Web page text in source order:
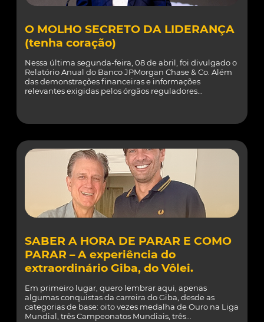
O MOLHO SECRETO DA LIDERANÇA
(tenha coração)
Nessa última segunda-feira, 08 de abril, foi divulgado o
Relatório Anual do Banco JPMorgan Chase & Co. Além
das demonstrações financeiras e informações
relevantes exigidas pelos órgãos reguladores...
SABER A HORA DE PARAR E COMO
PARAR – A experiência do
extraordinário Giba, do Vôlei.
Em primeiro lugar, quero lembrar aqui, apenas
algumas conquistas da carreira do Giba, desde as
categorias de base: oito vezes medalha de Ouro na Liga
Mundial, três Campeonatos Mundiais, três...